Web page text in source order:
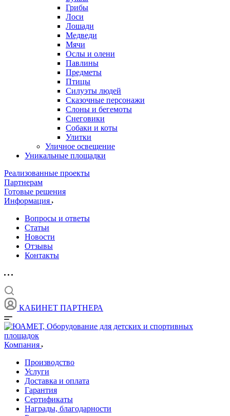
Грибы
Лоси
Лошади
Медведи
Мячи
Ослы и олени
Павлины
Предметы
Птицы
Силуэты людей
Сказочные персонажи
Слоны и бегемоты
Снеговики
Собаки и коты
Улитки
Уличное освещение
Уникальные площадки
Реализованные проекты
Партнерам
Готовые решения
Информация
Вопросы и ответы
Статьи
Новости
Отзывы
Контакты
КАБИНЕТ ПАРТНЕРА
Компания
Производство
Услуги
Доставка и оплата
Гарантия
Сертификаты
Награды, благодарности